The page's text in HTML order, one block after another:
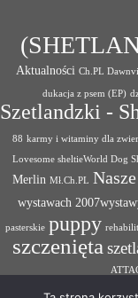
Aktualności Ch.PL
dukacja z psem (EP)
Szetlandzki -
88 karmy i witaminy dla
Lovesome sheltieWorld Dog
Merlin Mł.Ch.PL
wystawach
pasterskie puppy
szczenięta